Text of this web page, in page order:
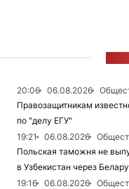
20:06 06.08.2026
Правозащитникам
по "делу ЕГУ"
19:21
06.08.2026
Польская таможня не
в Узбекистан через
19:16
06.08.2026